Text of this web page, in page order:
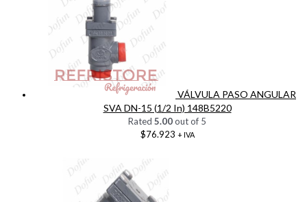
VÁLVULA PASO ANGULAR
SVA DN-15 (1/2 In) 148B5220
Rated 5.00out of 5
$76.923 + IVA